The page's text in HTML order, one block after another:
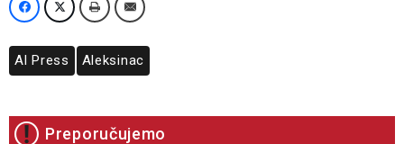
Al Press Aleksinac
Preporučujemo